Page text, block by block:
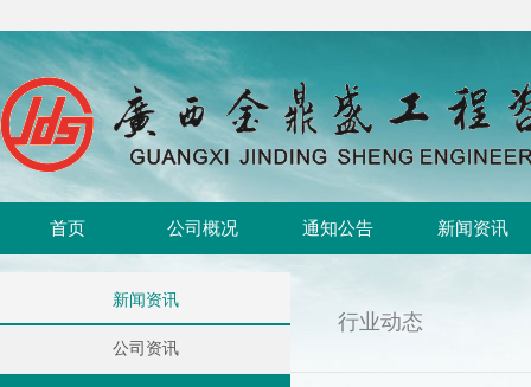
首页 公司概况 通知公告 新闻资讯
新闻资讯
公司资讯
行业动态